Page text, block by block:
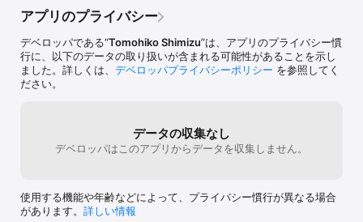
フォルダの一覧リストと起動するアイテムなどが並ぶ”ランチャーウ
ィンドウ”に加え、横長の”バーランチャー、”丸い形状をした"リング
ランチャー"を使い分けることができます。バーランチャーとリング
ランチャーは折り畳んだり元に戻したりできるオプション機能を用
意しています。
ファンクションランチャーは、キーボードのファンクションキーを
押下するだけで、割り当てたアプリや書類、ワークフローなどのア
[ ワンクリックでアプリと書類などを開けます ]
登録したアプリや書類、URLブックマークはワンクリックで開ける
[ クリップボードからアイテムを登録可能 ]
クリップボードに保存されている画像ファイルやテキストファイル
アプリのプライバシー
デベロッパである“Tomohiko Shimizu”は、アプリのプライバシー慣
行に、以下のデータの取り扱いが含まれる可能性があることを示し
ました。詳しくは、 デベロッパプライバシーポリシー を参照してく
ださい。
データの収集なし
デベロッパはこのアプリからデータを収集しません。
使用する機能や年齢などによって、プライバシー慣行が異なる場合
があります。 詳しい情報